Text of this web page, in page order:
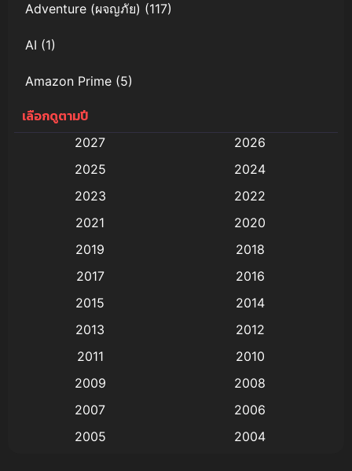
Adventure (ผจญภัย) (117)
AI (1)
Amazon Prime (5)
Anal (ประตูหลัง)
Animation การ์ตูน
Animation อนิเมะ
Animation แอนิเมชั่น
(9)
Big tits (นมใหญ่)
Bitch (ผู้หญิงร่าน)
เลือกดูตามปี
2027
2026
2025
2024
2023
2022
2021
2020
2019
2018
2017
2016
2015
2014
2013
2012
2011
2010
2009
2008
2007
2006
2005
2004